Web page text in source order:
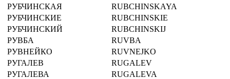
РУБЧИНСКАЯ
RUBCHINSKAYA
РУБЧИНСКИЕ
RUBCHINSKIE
РУБЧИНСКИЙ
RUBCHINSKIJ
РУВБА
RUVBA
РУВНЕЙКО
RUVNEJKO
РУГАЛЕВ
RUGALEV
РУГАЛЕВА
RUGALEVA